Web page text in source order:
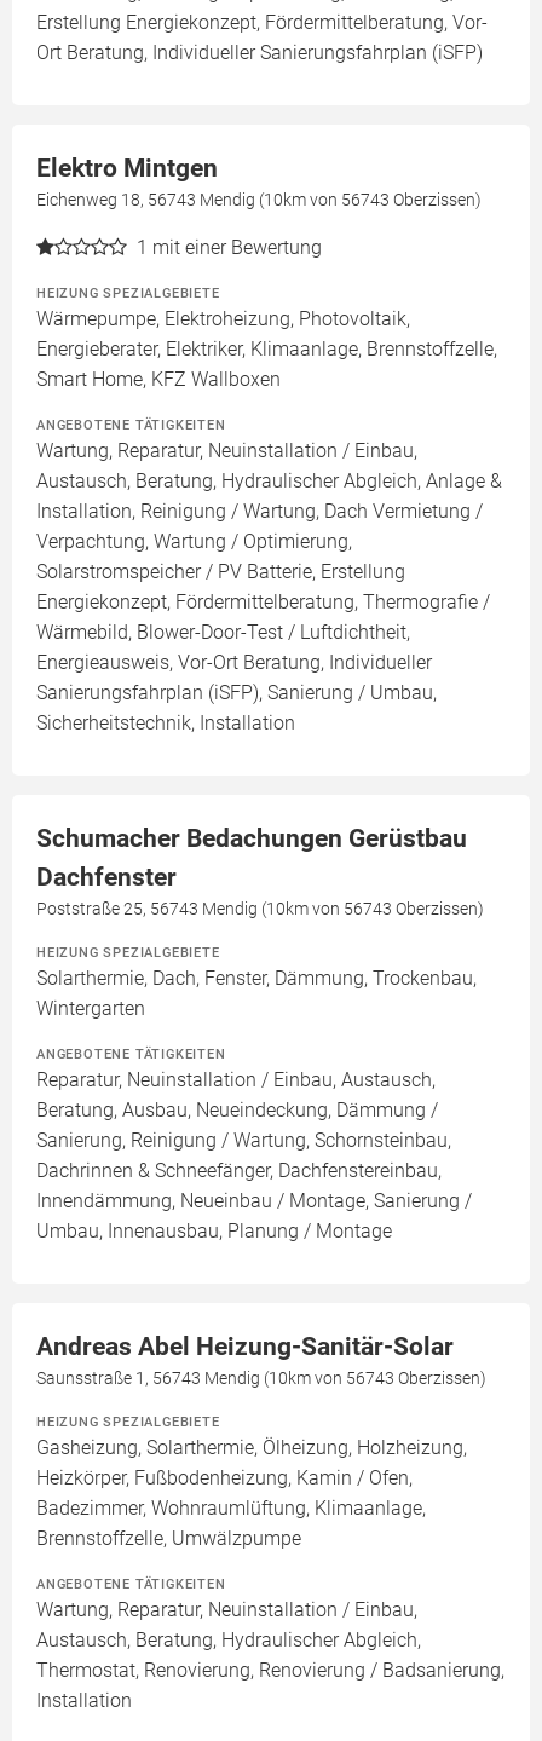
Erstellung Energiekonzept, Fördermittelberatung, Vor-
Ort Beratung, Individueller Sanierungsfahrplan (iSFP)
Elektro Mintgen
Eichenweg 18, 56743 Mendig (10km von 56743 Oberzissen)
1 mit einer Bewertung
HEIZUNG SPEZIALGEBIETE
Wärmepumpe, Elektroheizung, Photovoltaik,
Energieberater, Elektriker, Klimaanlage, Brennstoffzelle,
Smart Home, KFZ Wallboxen
ANGEBOTENE TÄTIGKEITEN
Wartung, Reparatur, Neuinstallation / Einbau,
Austausch, Beratung, Hydraulischer Abgleich, Anlage &
Installation, Reinigung / Wartung, Dach Vermietung /
Verpachtung, Wartung / Optimierung,
Solarstromspeicher / PV Batterie, Erstellung
Energiekonzept, Fördermittelberatung, Thermografie /
Wärmebild, Blower-Door-Test / Luftdichtheit,
Energieausweis, Vor-Ort Beratung, Individueller
Sanierungsfahrplan (iSFP), Sanierung / Umbau,
Sicherheitstechnik, Installation
Schumacher Bedachungen Gerüstbau
Dachfenster
Poststraße 25, 56743 Mendig (10km von 56743 Oberzissen)
HEIZUNG SPEZIALGEBIETE
Solarthermie, Dach, Fenster, Dämmung, Trockenbau,
Wintergarten
ANGEBOTENE TÄTIGKEITEN
Reparatur, Neuinstallation / Einbau, Austausch,
Beratung, Ausbau, Neueindeckung, Dämmung /
Sanierung, Reinigung / Wartung, Schornsteinbau,
Dachrinnen & Schneefänger, Dachfenstereinbau,
Innendämmung, Neueinbau / Montage, Sanierung /
Umbau, Innenausbau, Planung / Montage
Andreas Abel Heizung-Sanitär-Solar
Saunsstraße 1, 56743 Mendig (10km von 56743 Oberzissen)
HEIZUNG SPEZIALGEBIETE
Gasheizung, Solarthermie, Ölheizung, Holzheizung,
Heizkörper, Fußbodenheizung, Kamin / Ofen,
Badezimmer, Wohnraumlüftung, Klimaanlage,
Brennstoffzelle, Umwälzpumpe
ANGEBOTENE TÄTIGKEITEN
Wartung, Reparatur, Neuinstallation / Einbau,
Austausch, Beratung, Hydraulischer Abgleich,
Thermostat, Renovierung, Renovierung / Badsanierung,
Installation